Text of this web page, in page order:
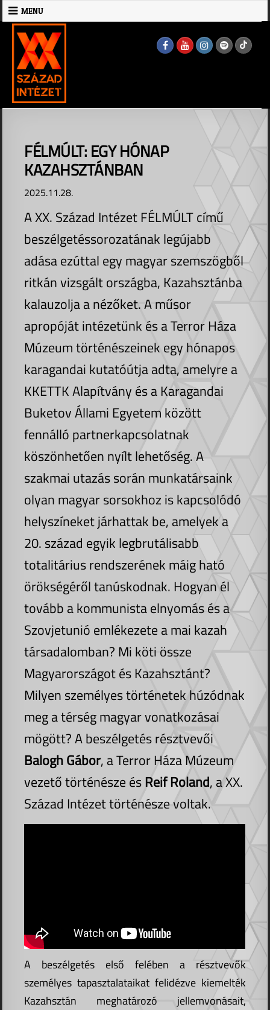
Skip
to
content
MENU
FÉLMÚLT: EGY HÓNAP
KAZAHSZTÁNBAN
2025.11.28.
A XX. Század Intézet FÉLMÚLT című
beszélgetéssorozatának legújabb
adása ezúttal egy magyar szemszögből
ritkán vizsgált országba, Kazahsztánba
kalauzolja a nézőket. A műsor
apropóját intézetünk és a Terror Háza
Múzeum történészeinek egy hónapos
karagandai kutatóútja adta, amelyre a
KKETTK Alapítvány és a Karagandai
Buketov Állami Egyetem között
fennálló partnerkapcsolatnak
köszönhetően nyílt lehetőség. A
szakmai utazás során munkatársaink
olyan magyar sorsokhoz is kapcsolódó
helyszíneket járhattak be, amelyek a
20. század egyik legbrutálisabb
totalitárius rendszerének máig ható
örökségéről tanúskodnak. Hogyan él
tovább a kommunista elnyomás és a
Szovjetunió emlékezete a mai kazah
társadalomban? Mi köti össze
Magyarországot és Kazahsztánt?
Milyen személyes történetek húzódnak
meg a térség magyar vonatkozásai
mögött? A beszélgetés résztvevői
Balogh Gábor, a Terror Háza Múzeum
vezető történésze ésReif Roland, a XX.
Század Intézet történésze voltak.
A beszélgetés első felében a résztvevők
személyes tapasztalataikat felidézve kiemelték
Kazahsztán meghatározó jellemvonásait,